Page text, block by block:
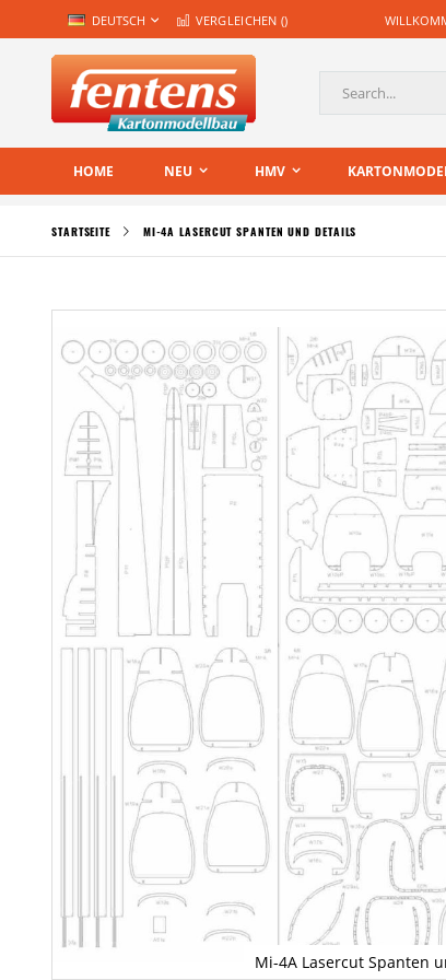
Zum
Inhalt
springen
SPRACHEDEUTSCH VERGLEICHEN ()
HOME NEU HMV
STARTSEITE MI-4A LASERCUT SPANTEN UND DETAILS
Ende
der
Bildgalerie
springen
Mi-4A Lasercut Spanten